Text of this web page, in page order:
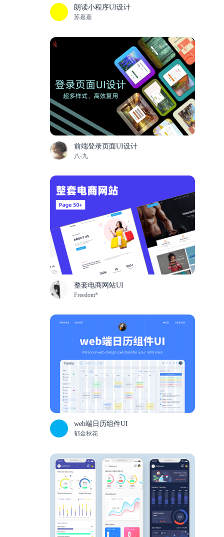
朗读小程序UI设计
苏嘉嘉
前端登录页面UI设计
八-九
整套电商网站UI
Freedom*
web端日历组件UI
郁金秋花